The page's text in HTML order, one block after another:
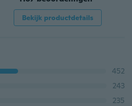
Bekijk productdetails
452
243
235